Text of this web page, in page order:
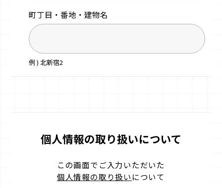
町丁目・番地・建物名
例 ) 北新宿2
個人情報の取り扱いについて
この画面でご入力いただいた
個人情報の取り扱い について